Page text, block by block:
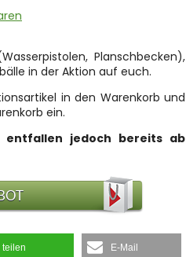
Planschbecken),
in der Aktion auf euch.
in den Warenkorb und
ein.
entfallen jedoch bereits ab
teilen E-Mail